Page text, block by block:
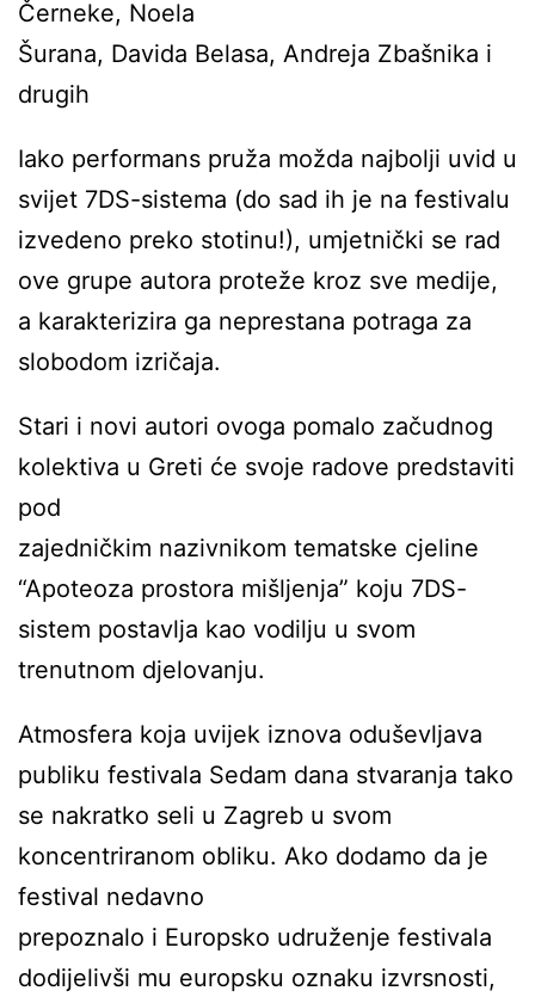
Černeke, Noela
Šurana, Davida Belasa, Andreja Zbašnika i
drugih
Iako performans pruža možda najbolji uvid u
svijet 7DS-sistema (do sad ih je na festivalu
izvedeno preko stotinu!), umjetnički se rad
ove grupe autora proteže kroz sve medije,
a karakterizira ga neprestana potraga za
slobodom izričaja.
Stari i novi autori ovoga pomalo začudnog
kolektiva u Greti će svoje radove predstaviti
pod
zajedničkim nazivnikom tematske cjeline
“Apoteoza prostora mišljenja” koju 7DS-
sistem postavlja kao vodilju u svom
trenutnom djelovanju.
Atmosfera koja uvijek iznova oduševljava
publiku festivala Sedam dana stvaranja tako
se nakratko seli u Zagreb u svom
koncentriranom obliku. Ako dodamo da je
festival nedavno
prepoznalo i Europsko udruženje festivala
dodijelivši mu europsku oznaku izvrsnosti,